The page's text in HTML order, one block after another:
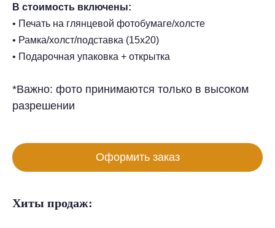
В стоимость включены:
• Печать на глянцевой фотобумаге/холсте
• Рамка/холст/подставка (15х20)
• Подарочная упаковка + открытка
*Важно: фото принимаются только в высоком
разрешении
Оформить заказ
Хиты продаж: